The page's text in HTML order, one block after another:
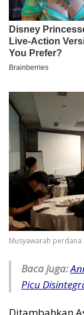
Musyawarah perdana
Baca juga:
Picu